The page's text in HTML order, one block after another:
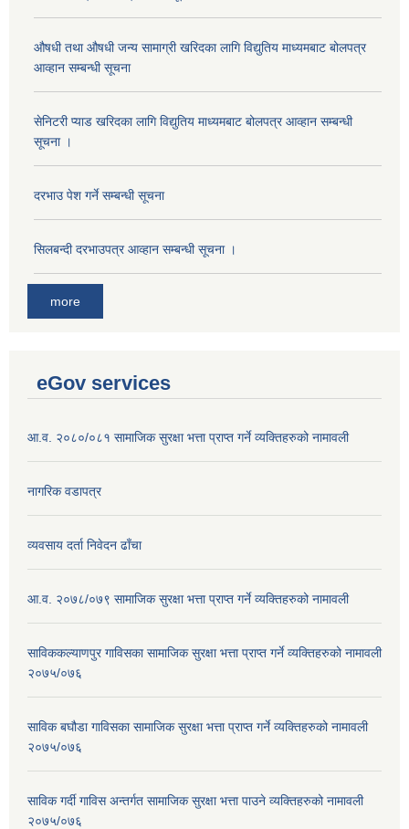
औषधी तथा औषधी जन्य सामाग्री खरिदका लागि विद्युतिय माध्यमबाट बोलपत्र
आव्हान सम्बन्धी सूचना
सेनिटरी प्याड खरिदका लागि विद्युतिय माध्यमबाट बोलपत्र आव्हान सम्बन्धी
सूचना ।
दरभाउ पेश गर्ने सम्बन्धी सूचना
सिलबन्दी दरभाउपत्र आव्हान सम्बन्धी सूचना ।
more
eGov services
आ.व. २०८०/०८१ सामाजिक सुरक्षा भत्ता प्राप्त गर्ने व्यक्तिहरुको नामावली
नागरिक वडापत्र
व्यवसाय दर्ता निवेदन ढाँचा
आ.व. २०७८/०७९ सामाजिक सुरक्षा भत्ता प्राप्त गर्ने व्यक्तिहरुको नामावली
साविककल्याणपुर गाविसका सामाजिक सुरक्षा भत्ता प्राप्त गर्ने व्यक्तिहरुको नामावली
२०७५/०७६
साविक बघौडा गाविसका सामाजिक सुरक्षा भत्ता प्राप्त गर्ने व्यक्तिहरुको नामावली
२०७५/०७६
साविक गर्दी गाविस अन्तर्गत सामाजिक सुरक्षा भत्ता पाउने व्यक्तिहरुको नामावली
२०७५/०७६